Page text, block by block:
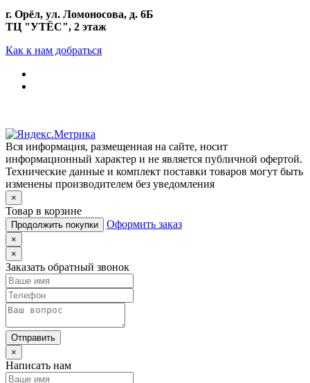
г. Орёл, ул. Ломоносова, д. 6Б
ТЦ "УТЁС", 2 этаж
Как к нам добраться
Вся информация, размещенная на сайте, носит
информационный характер и не является публичной офертой.
Технические данные и комплект поставки товаров могут быть
изменены производителем без уведомления
×
Товар в корзине
Продолжить покупки Оформить заказ
×
×
Заказать обратный звонок
Отправить
×
Написать нам